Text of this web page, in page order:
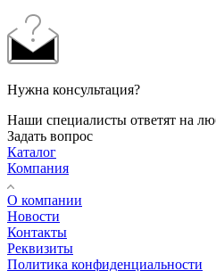
Нужна консультация?
Наши специалисты ответят на
Задать вопрос
Каталог
Компания
О компании
Новости
Контакты
Реквизиты
Политика конфиденциальности